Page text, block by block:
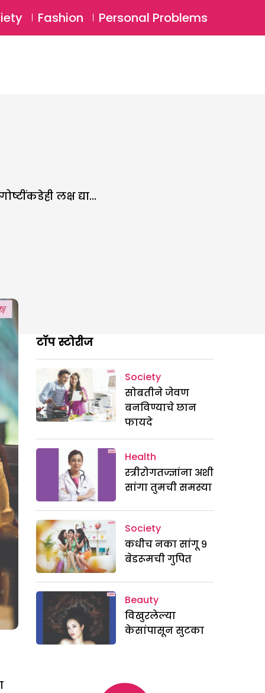
Login ⚲
Fashion Personal Problems
लक्ष द्या...
टॉप स्टोरीज
Society
सोबतीने जेवण
बनविण्याचे छान
फायदे
Health
स्त्रीरोगतज्ज्ञांना अशी
सांगा तुमची समस्या
Society
कधीच नका सांगू ९
बेडरूमची गुपित
Beauty
विखुरलेल्या
केसांपासून सुटका